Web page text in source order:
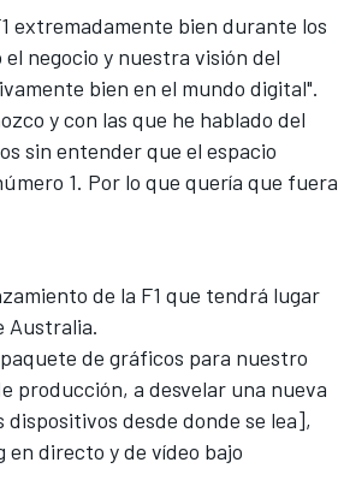
extremadamente bien durante los
negocio y nuestra visión del
bien en el mundo digital".
y con las que he hablado del
sin entender que el espacio
1. Por lo que quería que fuera
de la F1 que tendrá lugar
Australia.
de gráficos para nuestro
producción, a desvelar una nueva
desde donde se lea],
directo y de vídeo bajo